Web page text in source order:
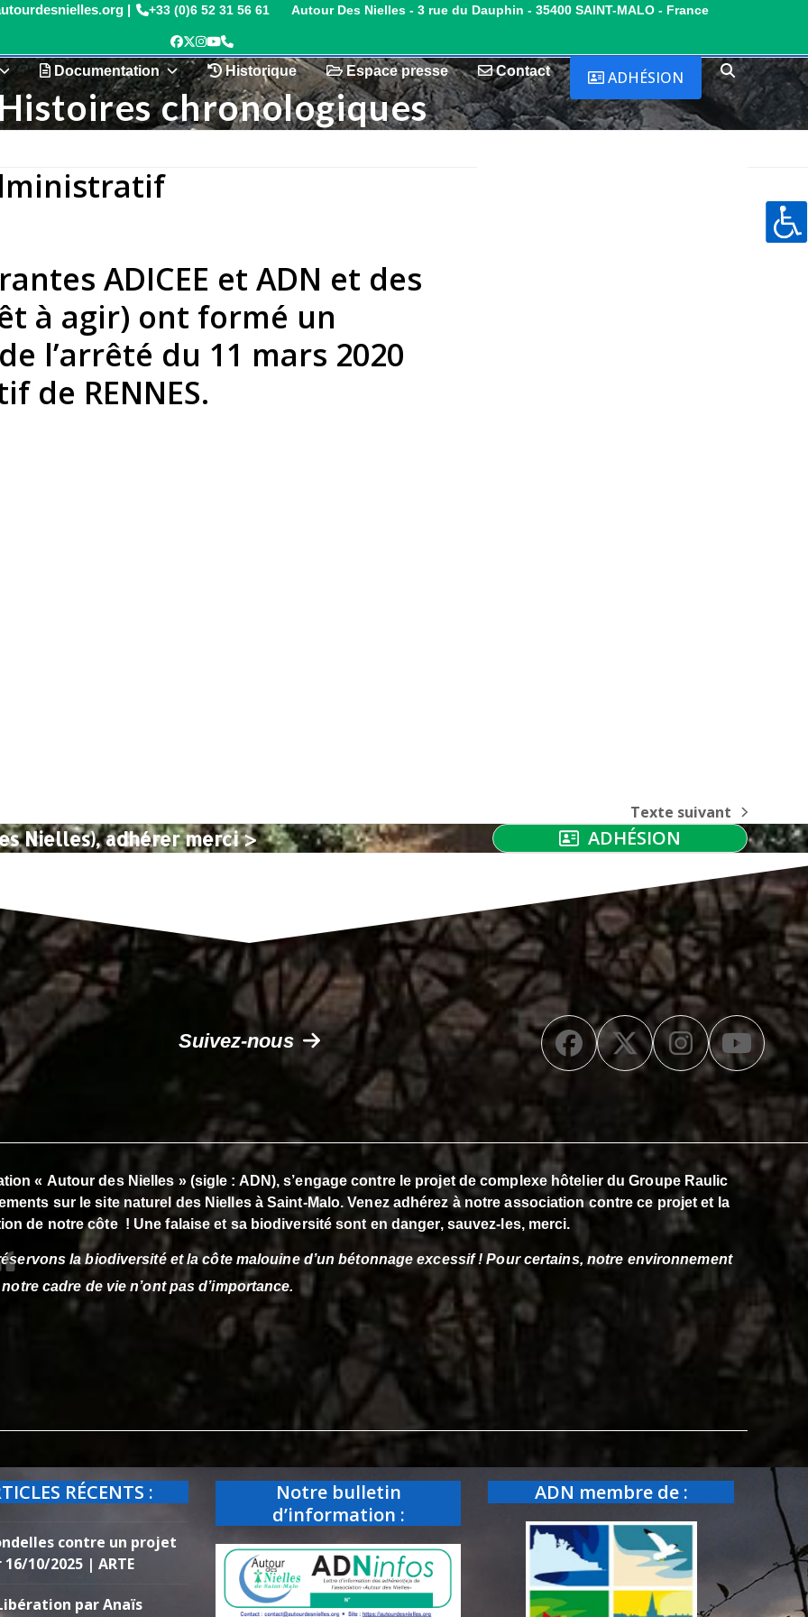
+33 (0)6 52 31 56 61 Autour Des Nielles - 3 rue du Dauphin - 35400 SAINT-MALO - France
Facebook
Twitter
Instagram
YouTube
Phone
Documentation Historique Espace presse Contact ADHÉSION
chronologiques
ADICEE et ADN et des
à agir) ont formé un
l’arrêté du 11 mars 2020
de RENNES.
next
post:
Texte suivant
Nielles), adhérer merci > ADHÉSION
Suivez-nous Facebook
Twitter
« Autour des Nielles » (sigle : ADN), s’engage contre le projet de complexe hôtelier du Groupe Raulic
sur le site naturel des Nielles à Saint-Malo. Venez adhérez à notre association contre ce projet et la
de notre côte ! Une falaise et sa biodiversité sont en danger, sauvez-les, merci.
la biodiversité et la côte malouine d’un bétonnage excessif ! Pour certains, notre environnement
cadre de vie n’ont pas d’importance.
RÉCENTS :
contre un projet
10/2025 | ARTE
par Anaïs
Notre bulletin
d’information :
ADN membre de :